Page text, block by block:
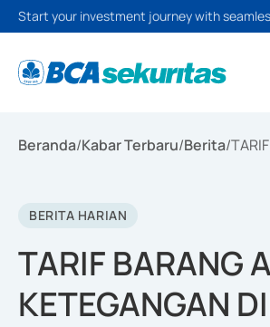
Start your investment journey with
Beranda/Kabar Terbaru/Berita/
BERITA HARIAN
TARIF BARANG
KETEGANGAN